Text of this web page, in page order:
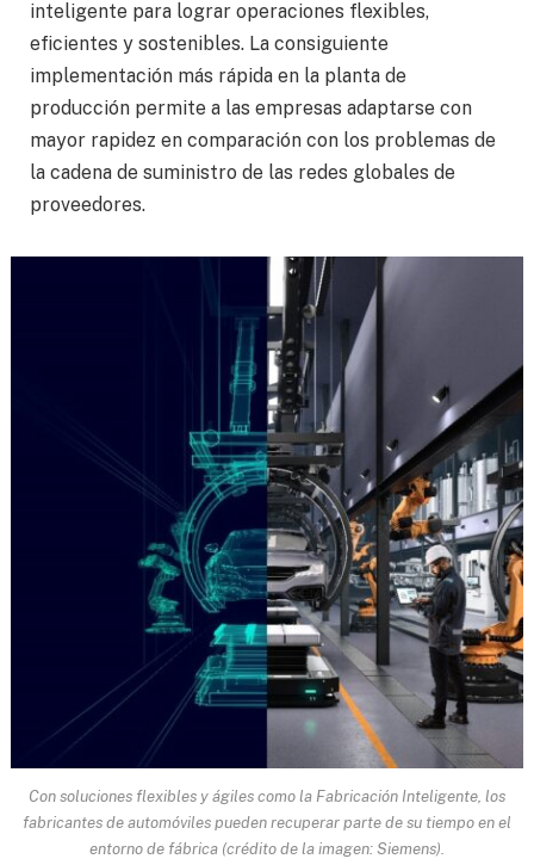
inteligente para lograr operaciones flexibles,
eficientes y sostenibles. La consiguiente
implementación más rápida en la planta de
producción permite a las empresas adaptarse con
mayor rapidez en comparación con los problemas de
la cadena de suministro de las redes globales de
proveedores.
Con soluciones flexibles y ágiles como la Fabricación Inteligente, los
fabricantes de automóviles pueden recuperar parte de su tiempo en el
entorno de fábrica (crédito de la imagen: Siemens).